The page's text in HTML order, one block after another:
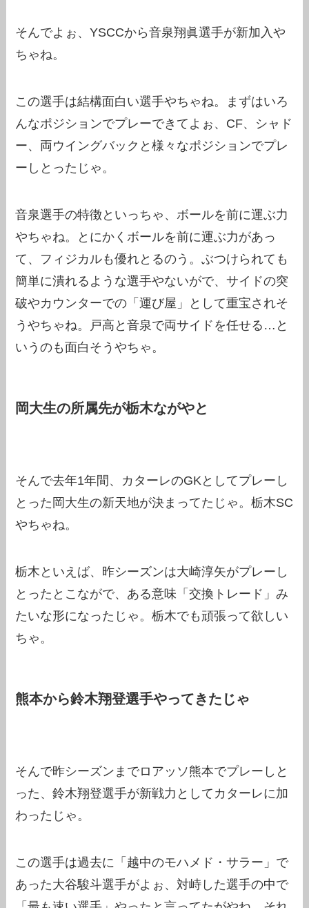
そんでよぉ、YSCCから音泉翔眞選手が新加入や
ちゃね。
この選手は結構面白い選手やちゃね。まずはいろ
んなポジションでプレーできてよぉ、CF、シャド
ー、両ウイングバックと様々なポジションでプレ
ーしとったじゃ。
音泉選手の特徴といっちゃ、ボールを前に運ぶ力
やちゃね。とにかくボールを前に運ぶ力があっ
て、フィジカルも優れとるのう。ぶつけられても
簡単に潰れるような選手やないがで、サイドの突
破やカウンターでの「運び屋」として重宝されそ
うやちゃね。戸高と音泉で両サイドを任せる…と
いうのも面白そうやちゃ。
岡大生の所属先が栃木ながやと
そんで去年1年間、カターレのGKとしてプレーし
とった岡大生の新天地が決まってたじゃ。栃木SC
やちゃね。
栃木といえば、昨シーズンは大崎淳矢がプレーし
とったとこながで、ある意味「交換トレード」み
たいな形になったじゃ。栃木でも頑張って欲しい
ちゃ。
熊本から鈴木翔登選手やってきたじゃ
そんで昨シーズンまでロアッソ熊本でプレーしと
った、鈴木翔登選手が新戦力としてカターレに加
わったじゃ。
この選手は過去に「越中のモハメド・サラー」で
あった大谷駿斗選手がよぉ、対峙した選手の中で